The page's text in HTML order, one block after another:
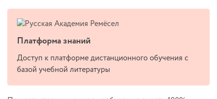
Платформа знаний
Доступ к платформе дистанционного обучения с
базой учебной литературы